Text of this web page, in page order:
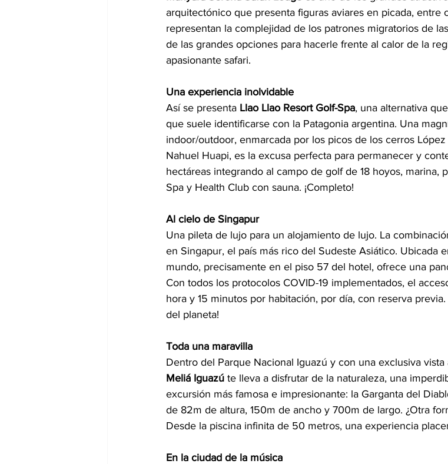
arquitectónico que presenta figuras aviares en picada, entre
representan la complejidad de los patrones migratorios de
de las grandes opciones para hacerle frente al calor de la
apasionante safari.
Una experiencia inolvidable
Así se presenta Llao Llao Resort Golf-Spa, una alternativa
que suele identificarse con la Patagonia argentina. Una
indoor/outdoor, enmarcada por los picos de los cerros
Nahuel Huapi, es la excusa perfecta para permanecer y
hectáreas integrando al campo de golf de 18 hoyos, marina,
Spa y Health Club con sauna. ¡Completo!
Al cielo de Singapur
Una pileta de lujo para un alojamiento de lujo. La
en Singapur, el país más rico del Sudeste Asiático. Ubicada
mundo, precisamente en el piso 57 del hotel, ofrece una
Con todos los protocolos COVID-19 implementados, el
hora y 15 minutos por habitación, por día, con reserva
del planeta!
Toda una maravilla
Dentro del Parque Nacional Iguazú y con una exclusiva vista
Meliá Iguazú te lleva a disfrutar de la naturaleza, una
excursión más famosa e impresionante: la Garganta del
de 82m de altura, 150m de ancho y 700m de largo. ¿Otra
Desde la piscina infinita de 50 metros, una experiencia
En la ciudad de la música